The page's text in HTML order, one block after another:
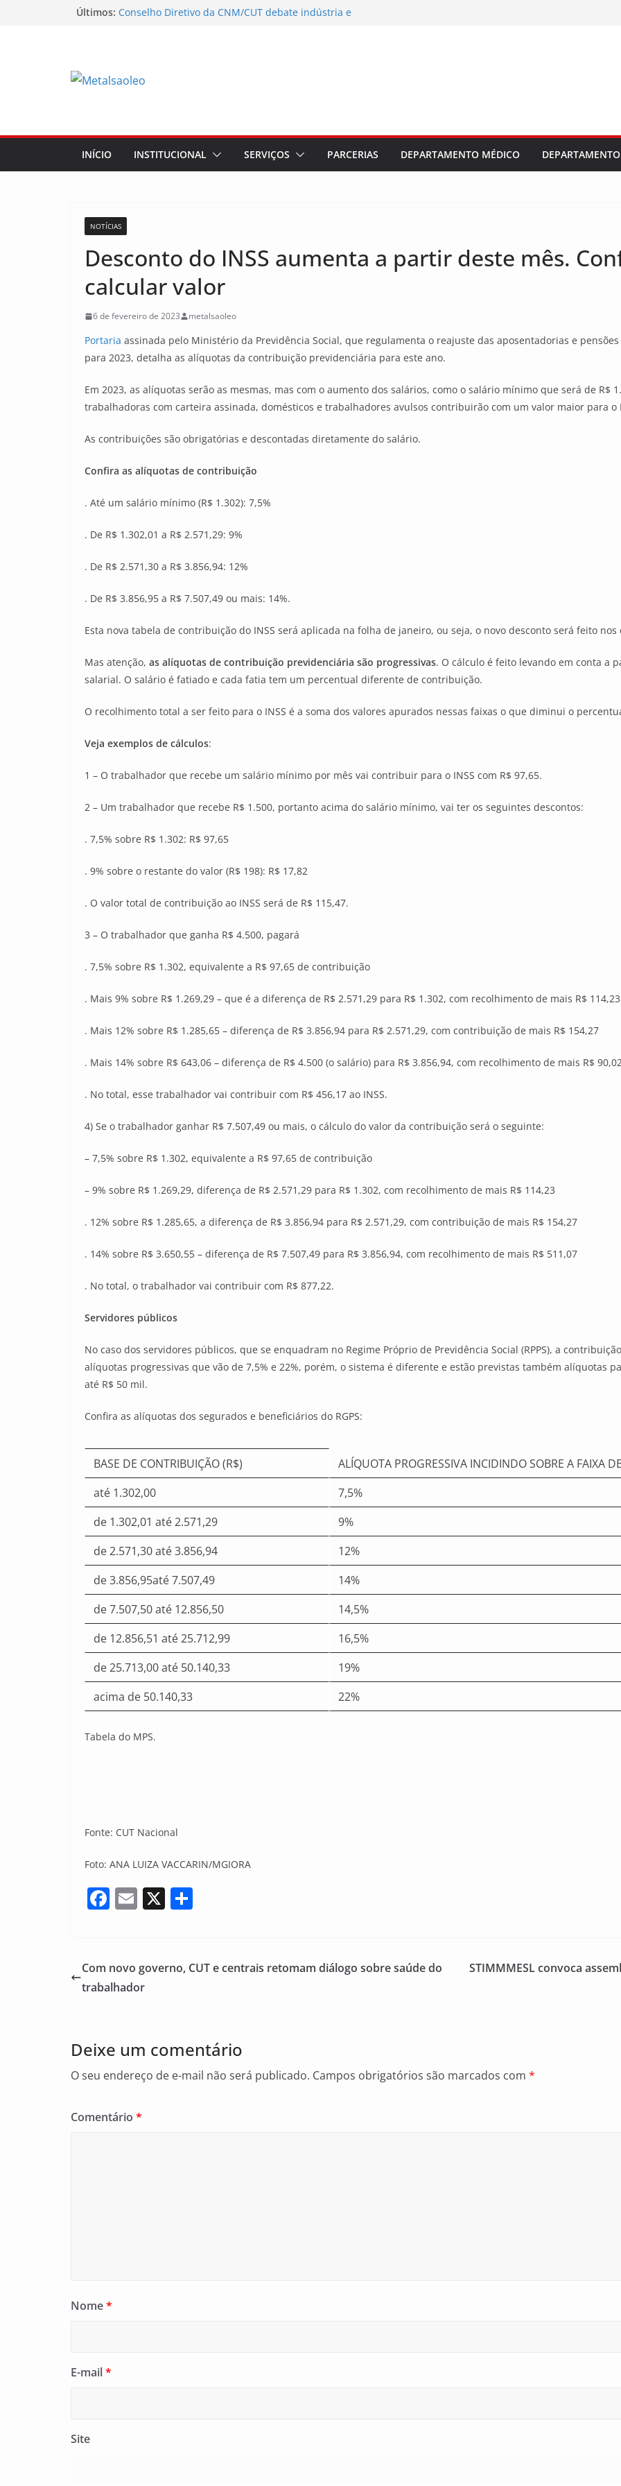
Últimos: Conselho Diretivo da CNM/CUT debate indústria e
mostra a força da categoria que exige reajuste
INÍCIO INSTITUCIONAL SERVIÇOS PARCERIAS DEPARTAMENTO MÉDICO
NOTÍCIAS
Desconto do INSS aumenta a partir deste mês.
calcular valor
6 de fevereiro de 2023 metalsaoleo
Portaria assinada pelo Ministério da Previdência Social, que regulamenta o reajuste das aposentadorias e
para 2023, detalha as alíquotas da contribuição previdenciária para este ano.
Em 2023, as alíquotas serão as mesmas, mas com o aumento dos salários, como o salário mínimo que será de R$
trabalhadoras com carteira assinada, domésticos e trabalhadores avulsos contribuirão com um valor maior para o
As contribuições são obrigatórias e descontadas diretamente do salário.
Confira as alíquotas de contribuição
. Até um salário mínimo (R$ 1.302): 7,5%
. De R$ 1.302,01 a R$ 2.571,29: 9%
. De R$ 2.571,30 a R$ 3.856,94: 12%
. De R$ 3.856,95 a R$ 7.507,49 ou mais: 14%.
Esta nova tabela de contribuição do INSS será aplicada na folha de janeiro, ou seja, o novo desconto será feito
Mas atenção, as alíquotas de contribuição previdenciária são progressivas. O cálculo é feito levando em conta a
salarial. O salário é fatiado e cada fatia tem um percentual diferente de contribuição.
O recolhimento total a ser feito para o INSS é a soma dos valores apurados nessas faixas o que diminui o
Veja exemplos de cálculos:
1 – O trabalhador que recebe um salário mínimo por mês vai contribuir para o INSS com R$ 97,65.
2 – Um trabalhador que recebe R$ 1.500, portanto acima do salário mínimo, vai ter os seguintes descontos:
. 7,5% sobre R$ 1.302: R$ 97,65
. 9% sobre o restante do valor (R$ 198): R$ 17,82
. O valor total de contribuição ao INSS será de R$ 115,47.
3 – O trabalhador que ganha R$ 4.500, pagará
. 7,5% sobre R$ 1.302, equivalente a R$ 97,65 de contribuição
. Mais 9% sobre R$ 1.269,29 – que é a diferença de R$ 2.571,29 para R$ 1.302, com recolhimento de mais R$ 114,23
. Mais 12% sobre R$ 1.285,65 – diferença de R$ 3.856,94 para R$ 2.571,29, com contribuição de mais R$ 154,27
. Mais 14% sobre R$ 643,06 – diferença de R$ 4.500 (o salário) para R$ 3.856,94, com recolhimento de mais R$
. No total, esse trabalhador vai contribuir com R$ 456,17 ao INSS.
4) Se o trabalhador ganhar R$ 7.507,49 ou mais, o cálculo do valor da contribuição será o seguinte:
– 7,5% sobre R$ 1.302, equivalente a R$ 97,65 de contribuição
– 9% sobre R$ 1.269,29, diferença de R$ 2.571,29 para R$ 1.302, com recolhimento de mais R$ 114,23
. 12% sobre R$ 1.285,65, a diferença de R$ 3.856,94 para R$ 2.571,29, com contribuição de mais R$ 154,27
. 14% sobre R$ 3.650,55 – diferença de R$ 7.507,49 para R$ 3.856,94, com recolhimento de mais R$ 511,07
. No total, o trabalhador vai contribuir com R$ 877,22.
Servidores públicos
No caso dos servidores públicos, que se enquadram no Regime Próprio de Previdência Social (RPPS), a
alíquotas progressivas que vão de 7,5% e 22%, porém, o sistema é diferente e estão previstas também alíquotas
até R$ 50 mil.
Confira as alíquotas dos segurados e beneficiários do RGPS:
BASE DE CONTRIBUIÇÃO (R$)
ALÍQUOTA PROGRESSIVA INCIDINDO SOBRE A FAIXA
até 1.302,00
7,5%
de 1.302,01 até 2.571,29
9%
de 2.571,30 até 3.856,94
12%
de 3.856,95até 7.507,49
14%
de 7.507,50 até 12.856,50
14,5%
de 12.856,51 até 25.712,99
16,5%
de 25.713,00 até 50.140,33
19%
acima de 50.140,33
22%
Tabela do MPS.
Fonte: CUT Nacional
Foto: ANA LUIZA VACCARIN/MGIORA
F
e
b
k
E
l
X
e
Com novo governo, CUT e centrais retomam diálogo sobre saúde do
trabalhador
STIMMMESL convoca
Deixe um comentário
O seu endereço de e-mail não será publicado. Campos obrigatórios são marcados com *
Comentário *
Nome*
E-mail*
Site